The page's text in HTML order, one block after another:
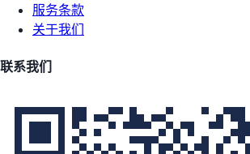
服务条款
关于我们
联系我们